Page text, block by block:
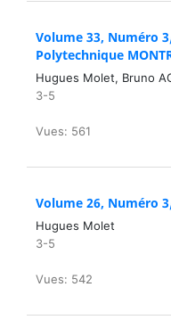
Volume 33, Numéro
Polytechnique
Hugues Molet, Bruno
3-5
Vues: 561
Volume 26, Numéro
Hugues Molet
3-5
Vues: 542